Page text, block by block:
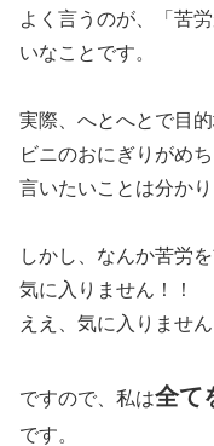
よく言うのが、「苦
いなことです。
実際、へとへとで目
ビニのおにぎりがめ
言いたいことは分かり
しかし、なんか苦労
気に入りません！！
ええ、気に入りませ
ですので、私は全て
です。